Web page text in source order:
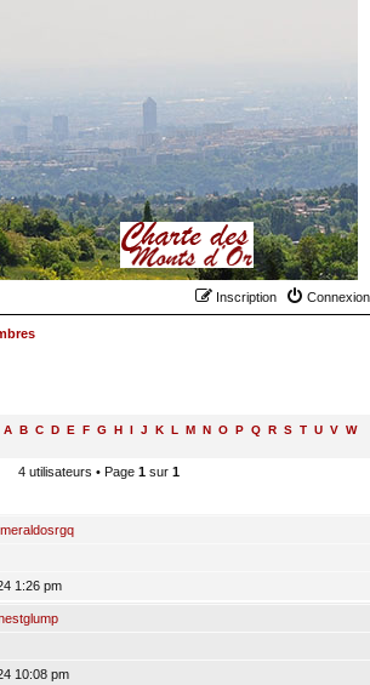
Connexion
Inscription
A B C D E F G H I J K L M N O P Q R S T U V W
4 utilisateurs • Page 1sur 1
1:26 pm
10:08 pm